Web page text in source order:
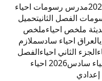
مدرس رسومات احياء
الفصل الثانيتحميل
ملخص احياءملخص
العراق احياء سادسملازم
الجزء الثاني احياءالفصل
2026 احياء